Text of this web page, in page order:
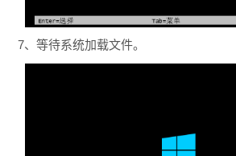
7、等待系统加载文件。